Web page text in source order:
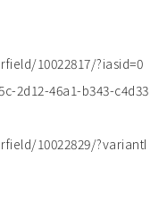
10022817/?iasid=0
2d12-46a1-b343-c4d33
10022829/?variantI